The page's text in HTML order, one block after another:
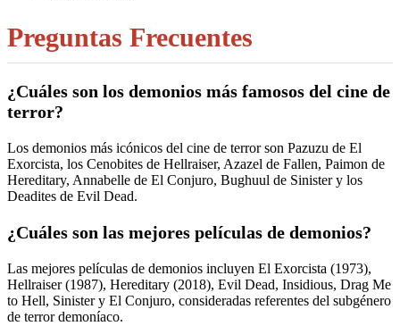
Preguntas Frecuentes
¿Cuáles son los demonios más famosos del cine de
terror?
Los demonios más icónicos del cine de terror son Pazuzu de El
Exorcista, los Cenobites de Hellraiser, Azazel de Fallen, Paimon de
Hereditary, Annabelle de El Conjuro, Bughuul de Sinister y los
Deadites de Evil Dead.
¿Cuáles son las mejores películas de demonios?
Las mejores películas de demonios incluyen El Exorcista (1973),
Hellraiser (1987), Hereditary (2018), Evil Dead, Insidious, Drag Me
to Hell, Sinister y El Conjuro, consideradas referentes del subgénero
de terror demoníaco.